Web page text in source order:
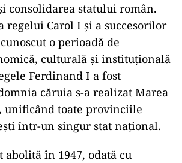
consolidarea statului român.
regelui Carol I și a succesorilor
o perioadă de
culturală și instituțională
Ferdinand I a fost
căruia s-a realizat Marea
unificând toate provinciile
într-un singur stat național.
abolită în 1947, odată cu